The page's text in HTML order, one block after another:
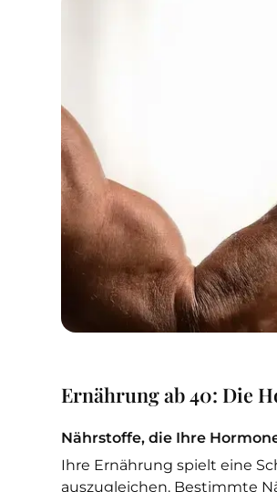
Ernährung ab 40: Die
Nährstoffe, die Ihre
Ihre Ernährung spielt eine
auszugleichen. Bestimmte